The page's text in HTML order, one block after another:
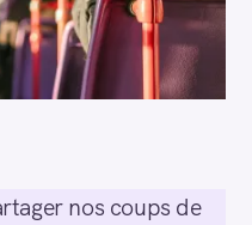
nos coups de